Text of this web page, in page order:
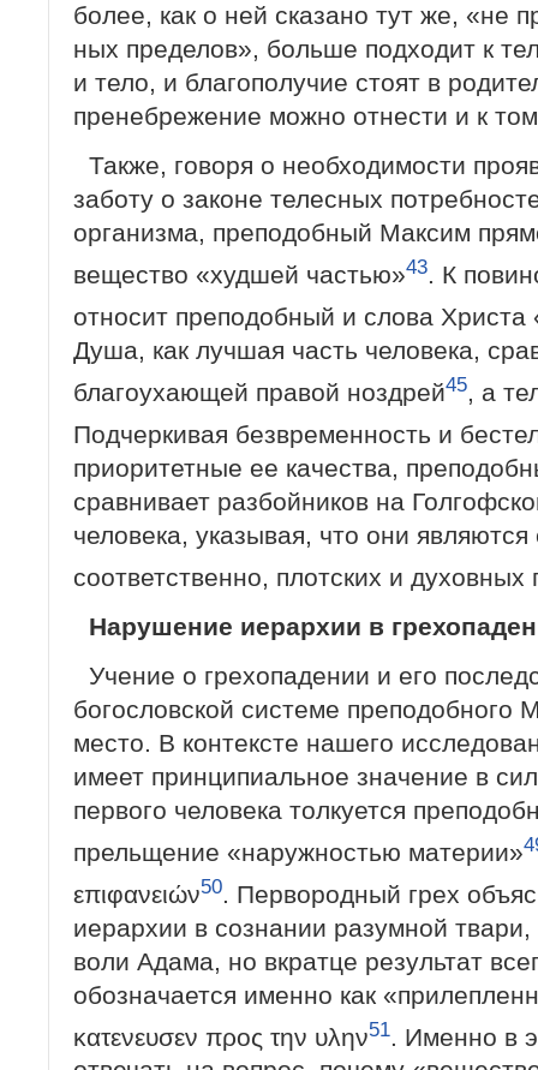
более, как о ней сказано тут же, «не
ных пределов», больше подходит к
и тело, и благополучие стоят в
пренебрежение можно отнести и к
Также, говоря о необходимости
заботу о законе телесных
организ­ма, преподобный Максим
вещество «худшей частью»43. К
относит преподобный и слова Христа
Душа, как лучшая часть человека,
благоухающей правой ноздрей45, а
Подчеркивая без­временность и
приоритетные ее ка­чества,
сравнивает разбойников на
человека, указывая, что они
соответственно, плотских и
Нарушение иерархии в
Учение о грехопадении и его
богословской системе преподобного
место. В контексте нашего
имеет принципиальное значение в
первого человека толкуется
прельщение «наружностью материи»
επιφανειών50 . Первородный грех
иерархии в созна­нии разумной
воли Адама, но вкратце результат
обозначается именно как
κατενευσεν προς την υλην51 . Именно в